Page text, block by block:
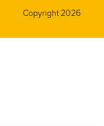
Copyright 2026